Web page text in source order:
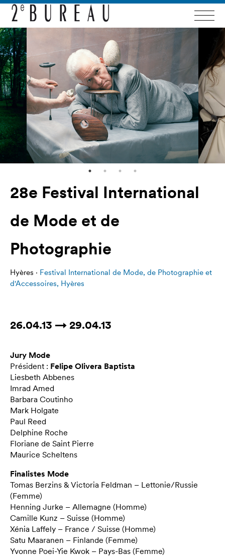
28e Festival International
de Mode et de
Photographie
Hyères · Festival International de Mode, de Photographie et
d'Accessoires, Hyères
26.04.13 → 29.04.13
Jury Mode
Président : Felipe Olivera Baptista
Liesbeth Abbenes
Imrad Amed
Barbara Coutinho
Mark Holgate
Paul Reed
Delphine Roche
Floriane de Saint Pierre
Maurice Scheltens
Finalistes Mode
Tomas Berzins & Victoria Feldman – Lettonie/Russie
(Femme)
Henning Jurke – Allemagne (Homme)
Camille Kunz – Suisse (Homme)
Xénia Laffely – France / Suisse (Homme)
Satu Maaranen – Finlande (Femme)
Yvonne Poei-Yie Kwok – Pays-Bas (Femme)